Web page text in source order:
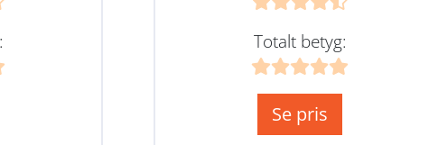
Totalt betyg:
Se pris